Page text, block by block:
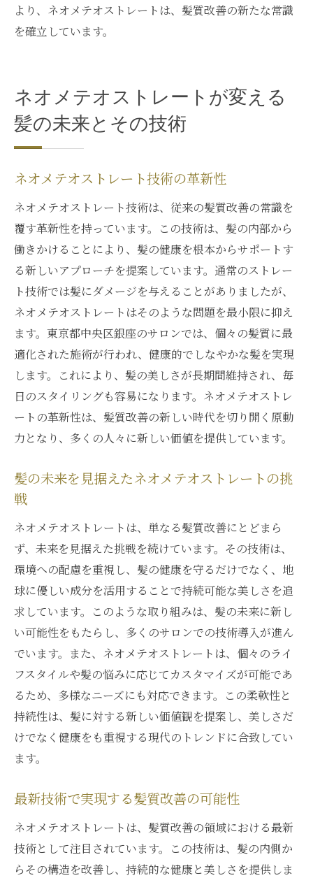
特別なひとときを銀座で過ごすネオメテオ
ストレートの魅力
銀座での体験が残す、髪の美しさの記憶
で堪能
より、ネオメテオストレートは、髪質改善の新たな常識
を確立しています。
ネオメテオストレートが変える
髪の未来とその技術
ネオメテオストレート技術の革新性
ネオメテオストレート技術は、従来の髪質改善の常識を
覆す革新性を持っています。この技術は、髪の内部から
働きかけることにより、髪の健康を根本からサポートす
る新しいアプローチを提案しています。通常のストレー
ト技術では髪にダメージを与えることがありましたが、
ネオメテオストレートはそのような問題を最小限に抑え
ます。東京都中央区銀座のサロンでは、個々の髪質に最
適化された施術が行われ、健康的でしなやかな髪を実現
します。これにより、髪の美しさが長期間維持され、毎
日のスタイリングも容易になります。ネオメテオストレ
ートの革新性は、髪質改善の新しい時代を切り開く原動
力となり、多くの人々に新しい価値を提供しています。
髪の未来を見据えたネオメテオストレートの挑
戦
ネオメテオストレートは、単なる髪質改善にとどまら
ず、未来を見据えた挑戦を続けています。その技術は、
環境への配慮を重視し、髪の健康を守るだけでなく、地
球に優しい成分を活用することで持続可能な美しさを追
求しています。このような取り組みは、髪の未来に新し
い可能性をもたらし、多くのサロンでの技術導入が進ん
でいます。また、ネオメテオストレートは、個々のライ
フスタイルや髪の悩みに応じてカスタマイズが可能であ
るため、多様なニーズにも対応できます。この柔軟性と
持続性は、髪に対する新しい価値観を提案し、美しさだ
けでなく健康をも重視する現代のトレンドに合致してい
ます。
最新技術で実現する髪質改善の可能性
ネオメテオストレートは、髪質改善の領域における最新
技術として注目されています。この技術は、髪の内側か
らその構造を改善し、持続的な健康と美しさを提供しま